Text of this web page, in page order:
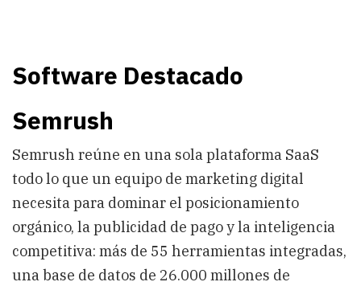
Software Destacado
Semrush
Semrush reúne en una sola plataforma SaaS
todo lo que un equipo de marketing digital
necesita para dominar el posicionamiento
orgánico, la publicidad de pago y la inteligencia
competitiva: más de 55 herramientas integradas,
una base de datos de 26.000 millones de